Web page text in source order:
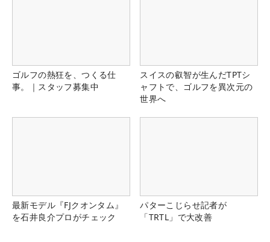
ゴルフの熱狂を、つくる仕
事。｜スタッフ募集中
スイスの叡智が生んだTPTシ
ャフトで、ゴルフを異次元の
世界へ
最新モデル『FJクオンタム』
を石井良介プロがチェック
パターこじらせ記者が
「TRTL」で大改善